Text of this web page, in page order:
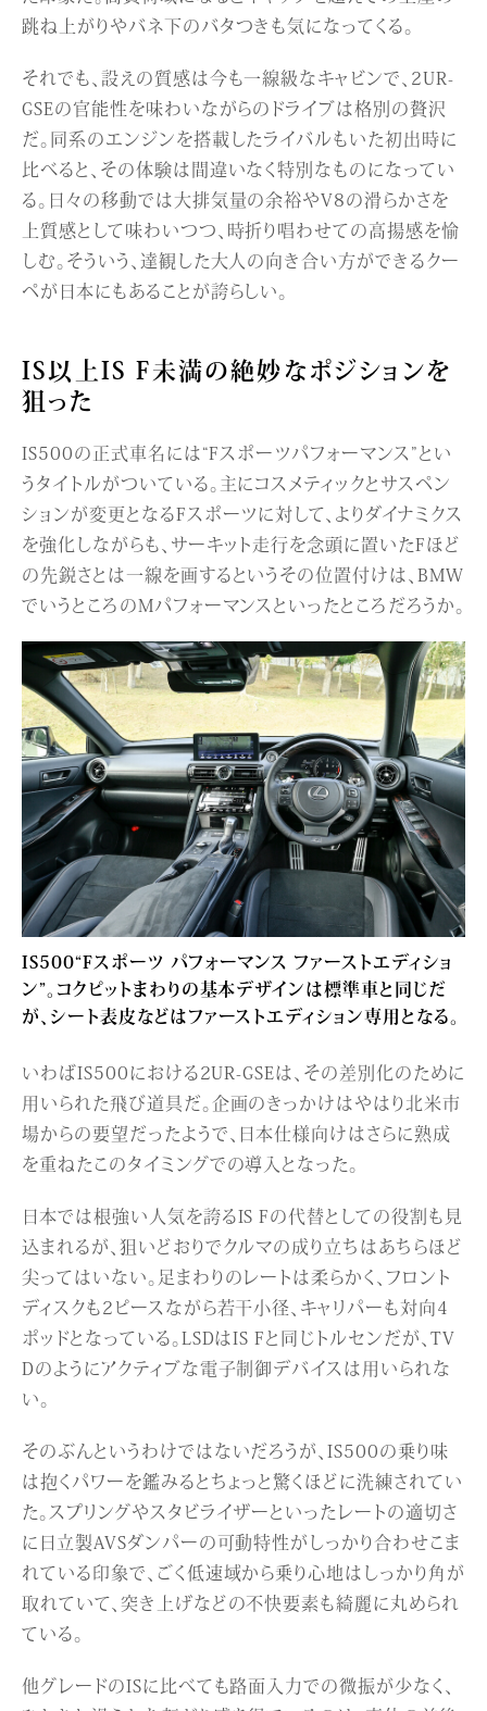
跳ね上がりやバネ下のバタつきも気になってくる。
それでも、設えの質感は今も一線級なキャビンで、2UR-
GSEの官能性を味わいながらのドライブは格別の贅沢
だ。同系のエンジンを搭載したライバルもいた初出時に
比べると、その体験は間違いなく特別なものになってい
る。日々の移動では大排気量の余裕やV8の滑らかさを
上質感として味わいつつ、時折り唱わせての高揚感を愉
しむ。そういう、達観した大人の向き合い方ができるクー
ペが日本にもあることが誇らしい。
IS以上IS F未満の絶妙なポジションを
狙った
IS500の正式車名には“Fスポーツパフォーマンス”とい
うタイトルがついている。主にコスメティックとサスペン
ションが変更となるFスポーツに対して、よりダイナミクス
を強化しながらも、サーキット走行を念頭に置いたFほど
の先鋭さとは一線を画するというその位置付けは、BMW
でいうところのMパフォーマンスといったところだろうか。
IS500“Fスポーツ パフォーマンス ファーストエディショ
ン”。コクピットまわりの基本デザインは標準車と同じだ
が、シート表皮などはファーストエディション専用となる。
いわばIS500における2UR-GSEは、その差別化のために
用いられた飛び道具だ。企画のきっかけはやはり北米市
場からの要望だったようで、日本仕様向けはさらに熟成
を重ねたこのタイミングでの導入となった。
日本では根強い人気を誇るIS Fの代替としての役割も見
込まれるが、狙いどおりでクルマの成り立ちはあちらほど
尖ってはいない。足まわりのレートは柔らかく、フロント
ディスクも2ピースながら若干小径、キャリパーも対向4
ポッドとなっている。LSDはIS Fと同じトルセンだが、TV
Dのようにアクティブな電子制御デバイスは用いられな
い。
そのぶんというわけではないだろうが、IS500の乗り味
は抱くパワーを鑑みるとちょっと驚くほどに洗練されてい
た。スプリングやスタビライザーといったレートの適切さ
に日立製AVSダンパーの可動特性がしっかり合わせこま
れている印象で、ごく低速域から乗り心地はしっかり角が
取れていて、突き上げなどの不快要素も綺麗に丸められ
ている。
他グレードのISに比べても路面入力での微振が少なく、